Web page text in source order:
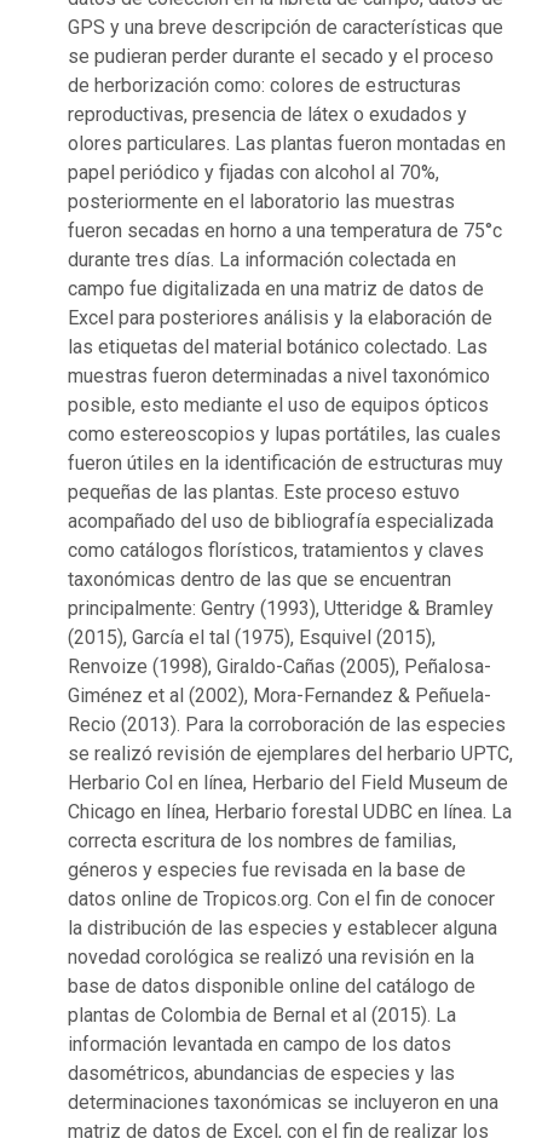
GPS y una breve descripción de características que
se pudieran perder durante el secado y el proceso
de herborización como: colores de estructuras
reproductivas, presencia de látex o exudados y
olores particulares. Las plantas fueron montadas en
papel periódico y fijadas con alcohol al 70%,
posteriormente en el laboratorio las muestras
fueron secadas en horno a una temperatura de 75°c
durante tres días. La información colectada en
campo fue digitalizada en una matriz de datos de
Excel para posteriores análisis y la elaboración de
las etiquetas del material botánico colectado. Las
muestras fueron determinadas a nivel taxonómico
posible, esto mediante el uso de equipos ópticos
como estereoscopios y lupas portátiles, las cuales
fueron útiles en la identificación de estructuras muy
pequeñas de las plantas. Este proceso estuvo
acompañado del uso de bibliografía especializada
como catálogos florísticos, tratamientos y claves
taxonómicas dentro de las que se encuentran
principalmente: Gentry (1993), Utteridge & Bramley
(2015), García el tal (1975), Esquivel (2015),
Renvoize (1998), Giraldo-Cañas (2005), Peñalosa-
Giménez et al (2002), Mora-Fernandez & Peñuela-
Recio (2013). Para la corroboración de las especies
se realizó revisión de ejemplares del herbario UPTC,
Herbario Col en línea, Herbario del Field Museum de
Chicago en línea, Herbario forestal UDBC en línea. La
correcta escritura de los nombres de familias,
géneros y especies fue revisada en la base de
datos online de Tropicos.org. Con el fin de conocer
la distribución de las especies y establecer alguna
novedad corológica se realizó una revisión en la
base de datos disponible online del catálogo de
plantas de Colombia de Bernal et al (2015). La
información levantada en campo de los datos
dasométricos, abundancias de especies y las
determinaciones taxonómicas se incluyeron en una
matriz de datos de Excel, con el fin de realizar los